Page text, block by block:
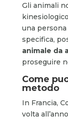
Gli animali
una
specifica,
animale da
proseguire
Come
metodo
In Francia,
volta